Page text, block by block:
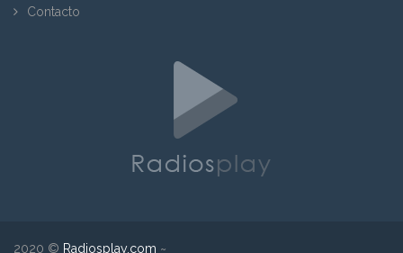
Contacto
2020 © Radiosplay.com ~